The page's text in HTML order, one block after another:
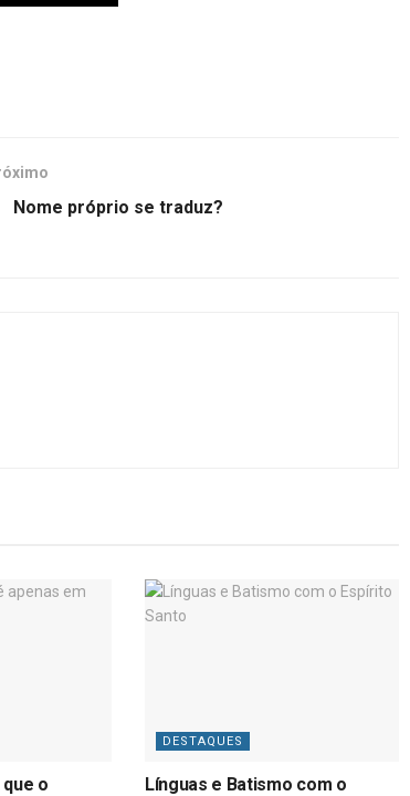
Nome próprio se traduz?
o
DESTAQUES
Línguas e Batismo com o